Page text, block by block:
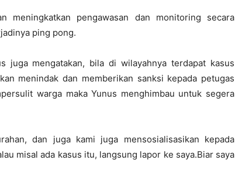
meningkatkan pengawasan dan monitoring secara
ping pong.
juga mengatakan, bila di wilayahnya terdapat kasus
menindak dan memberikan sanksi kepada petugas
warga maka Yunus menghimbau untuk segera
dan juga kami juga mensosialisasikan kepada
misal ada kasus itu, langsung lapor ke saya.Biar saya